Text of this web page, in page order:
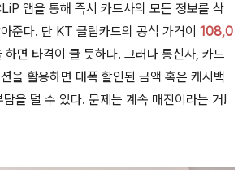
앱을 통해 즉시 카드사의 모든 정보를 삭
준다. 단 KT 클립카드의 공식 가격이 108,0
하면 타격이 클 듯하다. 그러나 통신사, 카드
을 활용하면 대폭 할인된 금액 혹은 캐시백
을 덜 수 있다. 문제는 계속 매진이라는 거!